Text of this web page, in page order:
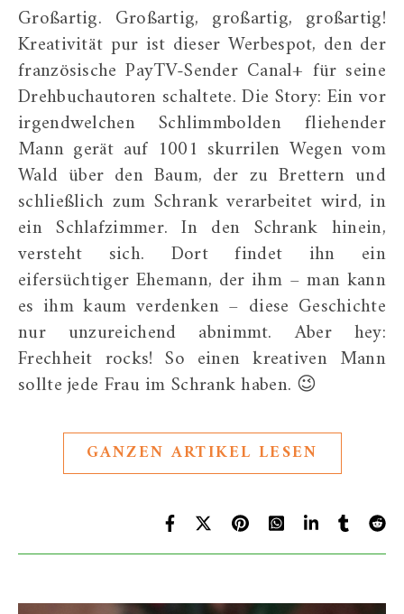
Großartig. Großartig, großartig, großartig!
Kreativität pur ist dieser Werbespot, den der
französische PayTV-Sender Canal+ für seine
Drehbuchautoren schaltete. Die Story: Ein vor
irgendwelchen Schlimmbolden fliehender
Mann gerät auf 1001 skurrilen Wegen vom
Wald über den Baum, der zu Brettern und
schließlich zum Schrank verarbeitet wird, in
ein Schlafzimmer. In den Schrank hinein,
versteht sich. Dort findet ihn ein
eifersüchtiger Ehemann, der ihm – man kann
es ihm kaum verdenken – diese Geschichte
nur unzureichend abnimmt. Aber hey:
Frechheit rocks! So einen kreativen Mann
sollte jede Frau im Schrank haben. 😉
GANZEN ARTIKEL LESEN